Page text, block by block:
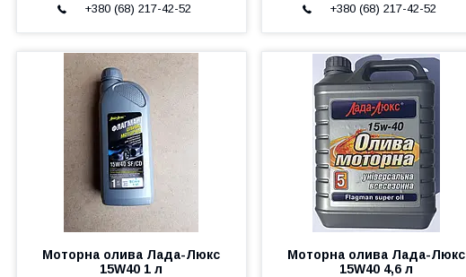
+380 (68) 217-42-52 +380 (68) 217-42-52
Моторна олива Лада-Люкс
15W40 1 л
Моторна олива Лада-Люкс
15W40 4,6 л